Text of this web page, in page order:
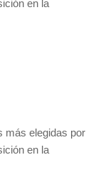
en la
más elegidas por
en la